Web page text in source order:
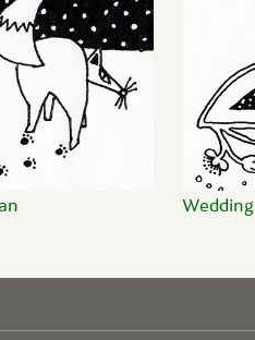
Wedding